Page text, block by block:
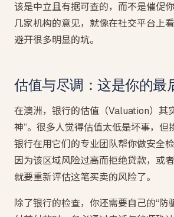
该是中立且有据可查的，而不是催促
几家机构的意见，就像在社交平台上
避开很多明显的坑。
估值与尽调：这是你的最
在澳洲，银行的估值（Valuation）其
神”。很多人觉得估值太低是坏事，但
银行在用它们的专业团队帮你做安全
因为该区域风险过高而拒绝贷款，或
就要重新评估这笔买卖的风险了。
除了银行的检查，你还需要自己的“防